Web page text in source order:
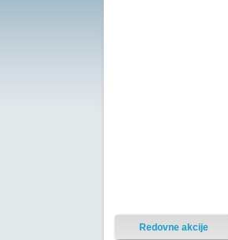
Redovne akcije